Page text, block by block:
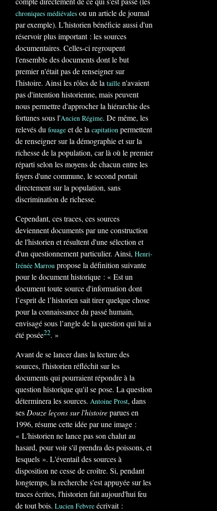
chroniques médiévales ou un article de journal
par exemple). L'historien bénéficie aussi d'un
réservoir plus important : les sources
documentaires. Celles-ci regroupent
l'ensemble des documents dont le but
premier n'était pas de renseigner sur
l'histoire. Ainsi les rôles de la taille n'avaient
pas d'intention historienne, mais peuvent
nous permettre d'approcher la hiérarchie des
fortunes sous l'Ancien Régime. De même, les
relevés du fouage et de la capitation permettent
de renseigner sur la démographie et sur la
richesse de la population, car là où le premier
réparti selon les moyens de chacun entre les
foyers d'une commune, le second portait
directement sur la population, sans
discrimination de richesse.
Cependant, ces traces, ces sources
deviennent documents par une construction
de l'historien et résultent d'une sélection et
d'un questionnement particulier. Ainsi, Henri-
Irénée Marrou propose la définition suivante
pour le document historique : « Est un
document toute source d'information dont
l’esprit de l’historien sait tirer quelque chose
pour la connaissance du passé humain,
envisagé sous l’angle de la question qui lui a
été posée22. »
Avant de se lancer dans la lecture des
sources, l'historien réfléchit sur les
documents qui pourraient répondre à la
question historique qu'il se pose. La question
déterminera les sources. Antoine Prost, dans
ses Douze leçons sur l'histoireparues en
1996, résume cette idée par une image :
« L'historien ne lance pas son chalut au
hasard, pour voir s'il prendra des poissons, et
lesquels ». L'éventail des sources à
disposition ne cesse de croître. Si, pendant
longtemps, la recherche s'est appuyée sur les
traces écrites, l'historien fait aujourd'hui feu
de tout bois. Lucien Febvre écrivait :